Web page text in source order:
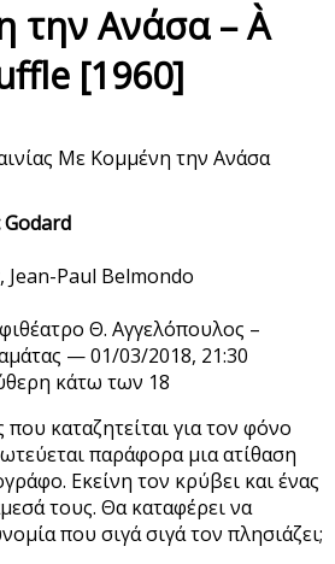
την Ανάσα – À
[1960]
Godard
Jean-Paul Belmondo
Θ. Αγγελόπουλος –
— 01/03/2018, 21:30
κάτω των 18
καταζητείται για τον φόνο
παράφορα μια ατίθαση
Εκείνη τον κρύβει και ένας
τους. Θα καταφέρει να
που σιγά σιγά τον πλησιάζει;